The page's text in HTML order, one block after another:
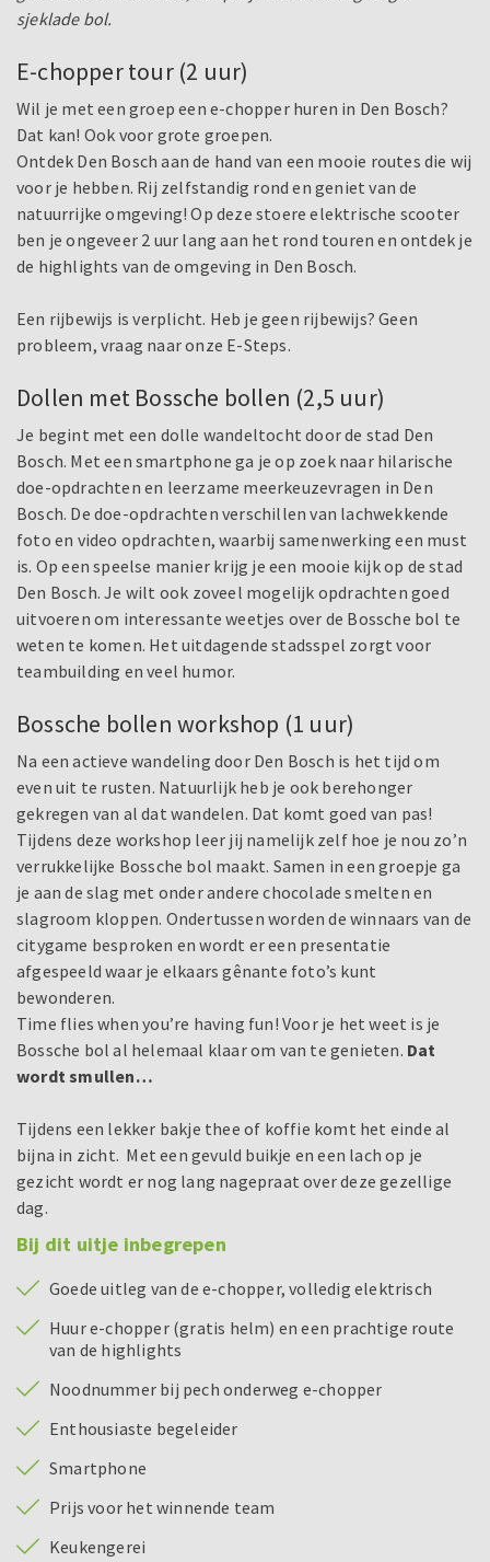
sjeklade bol.
E-chopper tour (2 uur)
Wil je met een groep een e-chopper huren in Den Bosch?
Dat kan! Ook voor grote groepen.
Ontdek Den Bosch aan de hand van een mooie routes die wij
voor je hebben. Rij zelfstandig rond en geniet van de
natuurrijke omgeving! Op deze stoere elektrische scooter
ben je ongeveer 2 uur lang aan het rond touren en ontdek je
de highlights van de omgeving in Den Bosch.
Een rijbewijs is verplicht. Heb je geen rijbewijs? Geen
probleem, vraag naar onze E-Steps.
Dollen met Bossche bollen (2,5 uur)
Je begint met een dolle wandeltocht door de stad Den
Bosch. Met een smartphone ga je op zoek naar hilarische
doe-opdrachten en leerzame meerkeuzevragen in Den
Bosch. De doe-opdrachten verschillen van lachwekkende
foto en video opdrachten, waarbij samenwerking een must
is. Op een speelse manier krijg je een mooie kijk op de stad
Den Bosch. Je wilt ook zoveel mogelijk opdrachten goed
uitvoeren om interessante weetjes over de Bossche bol te
weten te komen. Het uitdagende stadsspel zorgt voor
teambuilding en veel humor.
Bossche bollen workshop (1 uur)
Na een actieve wandeling door Den Bosch is het tijd om
even uit te rusten. Natuurlijk heb je ook berehonger
gekregen van al dat wandelen. Dat komt goed van pas!
Tijdens deze workshop leer jij namelijk zelf hoe je nou zo’n
verrukkelijke Bossche bol maakt. Samen in een groepje ga
je aan de slag met onder andere chocolade smelten en
slagroom kloppen. Ondertussen worden de winnaars van de
citygame besproken en wordt er een presentatie
afgespeeld waar je elkaars gênante foto’s kunt
bewonderen.
Time flies when you’re having fun! Voor je het weet is je
Bossche bol al helemaal klaar om van te genieten. Dat
wordt smullen…
Tijdens een lekker bakje thee of koffie komt het einde al
bijna in zicht. Met een gevuld buikje en een lach op je
gezicht wordt er nog lang nagepraat over deze gezellige
dag.
Bij dit uitje inbegrepen
Goede uitleg van de e-chopper, volledig elektrisch
Huur e-chopper (gratis helm) en een prachtige route
van de highlights
Noodnummer bij pech onderweg e-chopper
Enthousiaste begeleider
Smartphone
Prijs voor het winnende team
Keukengerei